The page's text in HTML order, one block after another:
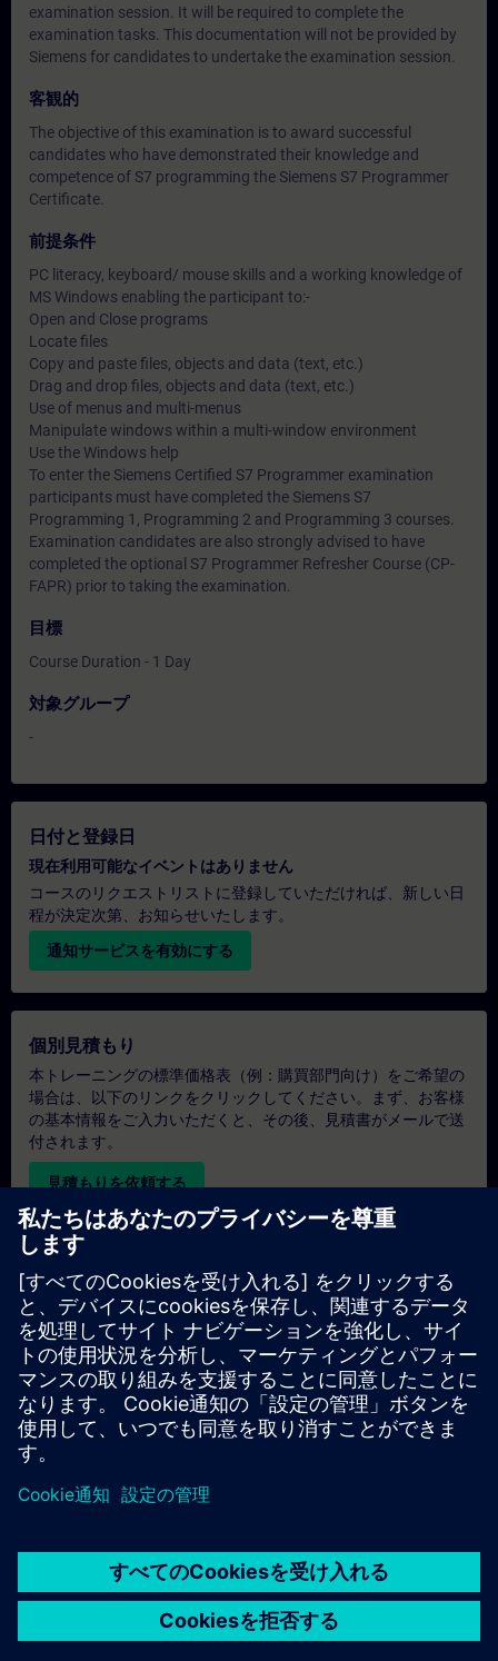
explore timeline
examination session. It will be required to complete the
examination tasks. This documentation will not be provided by
Siemens for candidates to undertake the examination session.
客観的
The objective of this examination is to award successful
candidates who have demonstrated their knowledge and
competence of S7 programming the Siemens S7 Programmer
Certificate.
前提条件
PC literacy, keyboard/ mouse skills and a working knowledge of
MS Windows enabling the participant to:-
Open and Close programs
Locate files
Copy and paste files, objects and data (text, etc.)
Drag and drop files, objects and data (text, etc.)
Use of menus and multi-menus
Manipulate windows within a multi-window environment
Use the Windows help
To enter the Siemens Certified S7 Programmer examination
participants must have completed the Siemens S7
Programming 1, Programming 2 and Programming 3 courses.
Examination candidates are also strongly advised to have
completed the optional S7 Programmer Refresher Course (CP-
FAPR) prior to taking the examination.
目標
Course Duration - 1 Day
対象グループ
-
日付と登録日
現在利用可能なイベントはありません
コースのリクエストリストに登録していただければ、新しい日
程が決定次第、お知らせいたします。
通知サービスを有効にする
個別見積もり
本トレーニングの標準価格表（例：購買部門向け）をご希望の
場合は、以下のリンクをクリックしてください。まず、お客様
の基本情報をご入力いただくと、その後、見積書がメールで送
付されます。
見積もりを依頼する
専用トレーニングのお問い合わせ
オンサイト、オンライン、または当社のSITRAINトレーニング
センターでの専用トレーニングコースの見積もりをご希望の場
合は、以下の問い合わせフォームにご記入ください。このタイ
プのお問い合わせは、大人数（6名以上）のグループに適して
います。ご連絡先とトレーニングのご要望をご入力いただく
と、当社から見積もりをお送りいたします。